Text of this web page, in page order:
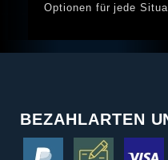
Optionen für jede
BEZAHLARTEN